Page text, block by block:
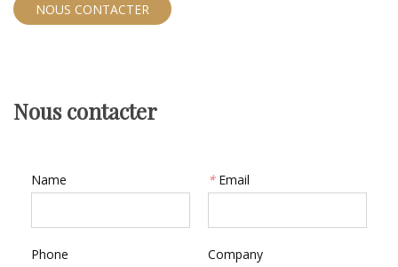
NOUS CONTACTER
Nous contacter
Name * Email
Phone Company